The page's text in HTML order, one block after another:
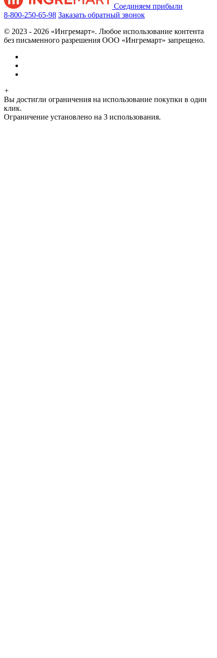
Соединяем прибыли
8-800-250-65-98 Заказать обратный звонок
© 2023 - 2026 «Ингремарт». Любое использование контента
без письменного разрешения ООО «Ингремарт» запрещено.
+
Вы достигли ограничения на использование покупки в один
клик.
Ограничение установлено на 3 использования.